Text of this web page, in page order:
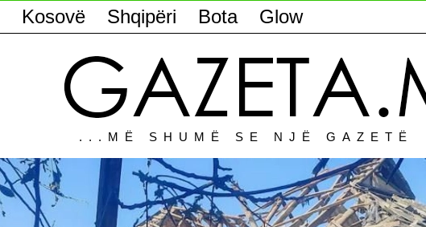
Kosovë Shqipëri Bota Glow
...MË SHUMË SE NJË GAZETË